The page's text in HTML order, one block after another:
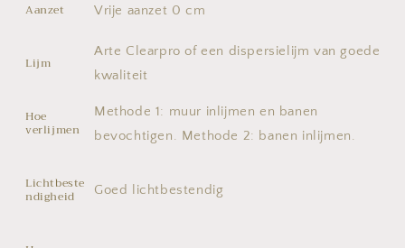
Aanzet Vrije aanzet 0 cm
Lijm
Arte Clearpro of een dispersielijm van goede
kwaliteit
Hoe
verlijmen
Methode 1: muur inlijmen en banen
bevochtigen. Methode 2: banen inlijmen.
Lichtbeste
ndigheid Goed lichtbestendig